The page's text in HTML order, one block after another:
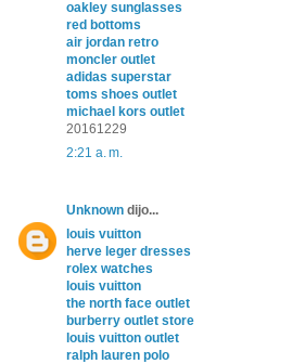
oakley sunglasses
red bottoms
air jordan retro
moncler outlet
adidas superstar
toms shoes outlet
michael kors outlet
20161229
2:21 a. m.
Unknown dijo...
louis vuitton
herve leger dresses
rolex watches
louis vuitton
the north face outlet
burberry outlet store
louis vuitton outlet
ralph lauren polo